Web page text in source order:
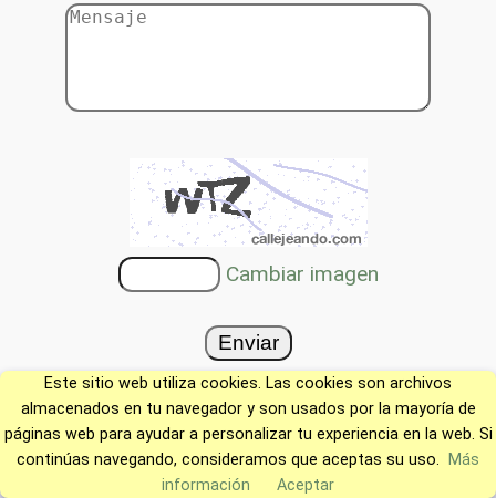
Cambiar imagen
Este sitio web utiliza cookies. Las cookies son archivos
almacenados en tu navegador y son usados por la mayoría de
páginas web para ayudar a personalizar tu experiencia en la web. Si
continúas navegando, consideramos que aceptas su uso.
Más
información
Aceptar